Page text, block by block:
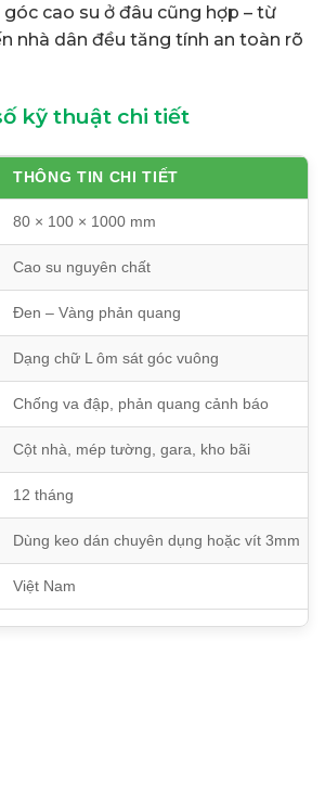
góc cao su ở đâu cũng hợp – từ
nhà dân đều tăng tính an toàn rõ
kỹ thuật chi tiết
THÔNG TIN CHI TIẾT
80 × 100 × 1000 mm
Cao su nguyên chất
Đen – Vàng phản quang
Dạng chữ L ôm sát góc vuông
Chống va đập, phản quang cảnh báo
Cột nhà, mép tường, gara, kho bãi
12 tháng
Dùng keo dán chuyên dụng hoặc vít 3mm
Việt Nam